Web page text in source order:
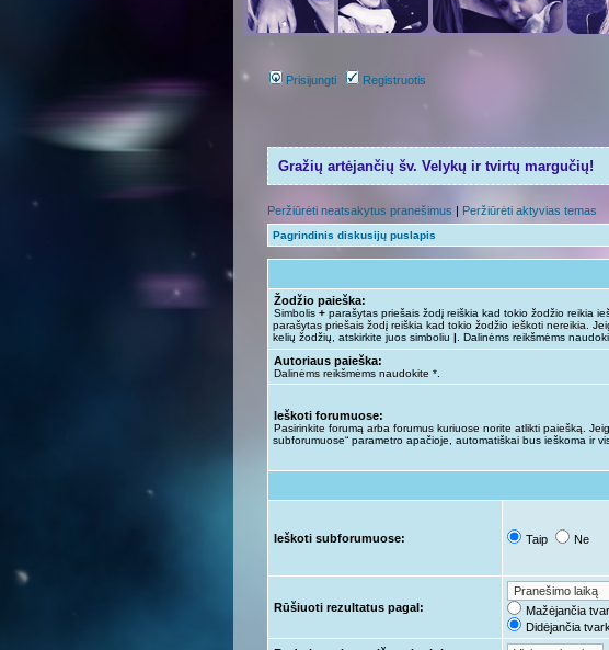
Prisijungti Registruotis
Gražių artėjančių šv. Velykų ir tvirtų margučių!
Peržiūrėti neatsakytus pranešimus | Peržiūrėti aktyvias temas
Pagrindinis diskusijų puslapis
Žodžio paieška:
Simbolis + parašytas priešais žodį reiškia kad tokio žodžio reikia
parašytas priešais žodį reiškia kad tokio žodžio ieškoti nereikia.
kelių žodžių, atskirkite juos simboliu | . Dalinėms reikšmėms
Autoriaus paieška:
Dalinėms reikšmėms naudokite *.
Ieškoti forumuose:
Pasirinkite forumą arba forumus kuriuose norite atlikti paiešką.
subforumuose“ parametro apačioje, automatiškai bus ieškoma ir
Ieškoti subforumuose: Taip Ne
Rūšiuoti rezultatus pagal:
Mažėjančia
Didėjančia